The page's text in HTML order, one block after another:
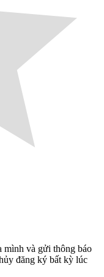
mình và gửi thông báo
đăng ký bất kỳ lúc